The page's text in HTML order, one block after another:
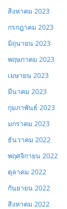
สิงหาคม 2023
กรกฎาคม 2023
มิถุนายน 2023
พฤษภาคม 2023
เมษายน 2023
มีนาคม 2023
กุมภาพันธ์ 2023
มกราคม 2023
ธันวาคม 2022
พฤศจิกายน 2022
ตุลาคม 2022
กันยายน 2022
สิงหาคม 2022